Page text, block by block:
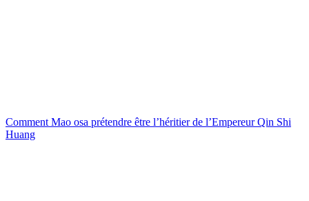
Comment Mao osa prétendre être l’héritier de l’Empereur Qin Shi
Huang